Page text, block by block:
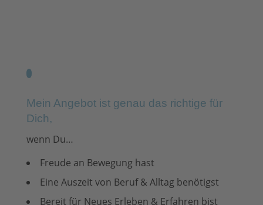
Mein Angebot ist genau das richtige für
Dich,
wenn Du…
Freude an Bewegung hast
Eine Auszeit von Beruf & Alltag benötigst
Bereit für Neues Erleben & Erfahren bist